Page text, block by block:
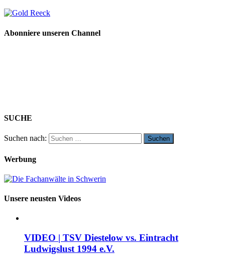
Abonniere unseren Channel
SUCHE
Suchen nach:
Werbung
Unsere neusten Videos
VIDEO | TSV Diestelow vs. Eintracht
Ludwigslust 1994 e.V.